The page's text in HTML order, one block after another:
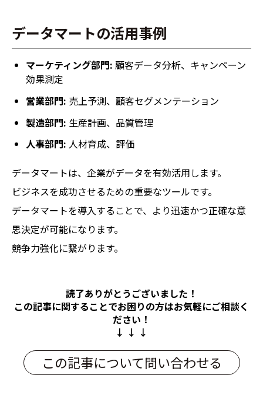
データマートの活用事例
マーケティング部門: 顧客データ分析、キャンペーン
効果測定
営業部門: 売上予測、顧客セグメンテーション
製造部門: 生産計画、品質管理
人事部門: 人材育成、評価
データマートは、企業がデータを有効活用します。
ビジネスを成功させるための重要なツールです。
データマートを導入することで、より迅速かつ正確な意
思決定が可能になります。
競争力強化に繋がります。
読了ありがとうございました！
この記事に関することでお困りの方はお気軽にご相談く
ださい！
↓ ↓ ↓
この記事について問い合わせる